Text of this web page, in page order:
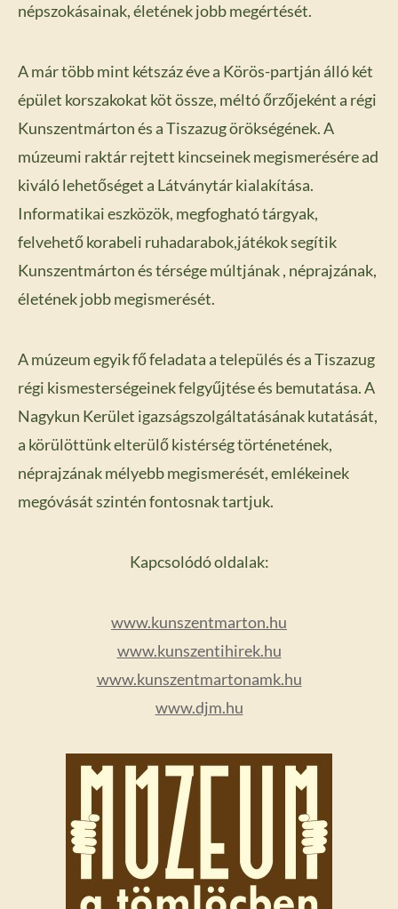
népszokásainak, életének jobb megértését.
A már több mint kétszáz éve a Körös-partján álló két
épület korszakokat köt össze, méltó őrzőjeként a régi
Kunszentmárton és a Tiszazug örökségének. A
múzeumi raktár rejtett kincseinek megismerésére ad
kiváló lehetőséget a Látványtár kialakítása.
Informatikai eszközök, megfogható tárgyak,
felvehető korabeli ruhadarabok,játékok segítik
Kunszentmárton és térsége múltjának , néprajzának,
életének jobb megismerését.
A múzeum egyik fő feladata a település és a Tiszazug
régi kismesterségeinek felgyűjtése és bemutatása. A
Nagykun Kerület igazságszolgáltatásának kutatását,
a körülöttünk elterülő kistérség történetének,
néprajzának mélyebb megismerését, emlékeinek
megóvását szintén fontosnak tartjuk.
Kapcsolódó oldalak:
www.kunszentmarton.hu
www.kunszentihirek.hu
www.kunszentmartonamk.hu
www.djm.hu